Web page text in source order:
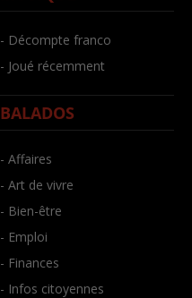
- Décompte franco
- Joué récemment
BALADOS
- Affaires
- Art de vivre
- Bien-être
- Emploi
- Finances
- Infos citoyennes